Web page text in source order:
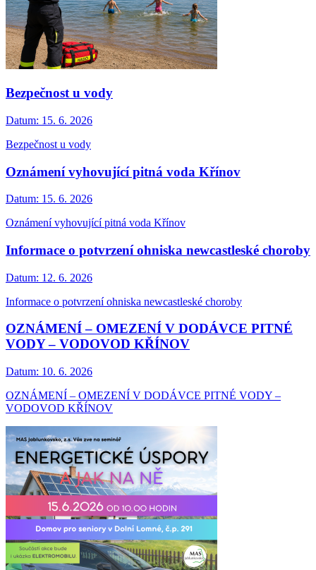
Bezpečnost u vody
Datum: 15. 6. 2026
Bezpečnost u vody
Oznámení vyhovující pitná voda Křínov
Datum: 15. 6. 2026
Oznámení vyhovující pitná voda Křínov
Informace o potvrzení ohniska newcastleské choroby
Datum: 12. 6. 2026
Informace o potvrzení ohniska newcastleské choroby
OZNÁMENÍ – OMEZENÍ V DODÁVCE PITNÉ
VODY – VODOVOD KŘÍNOV
Datum: 10. 6. 2026
OZNÁMENÍ – OMEZENÍ V DODÁVCE PITNÉ VODY –
VODOVOD KŘÍNOV